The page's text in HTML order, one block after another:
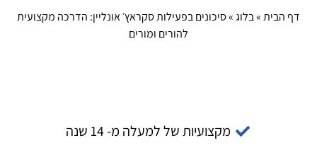
דף הבית»בלוג»סיכונים בפעילות סקראץ׳ אונליין: הדרכה מקצועית
להורים ומורים
מקצועיות של למעלה מ- 14 שנה